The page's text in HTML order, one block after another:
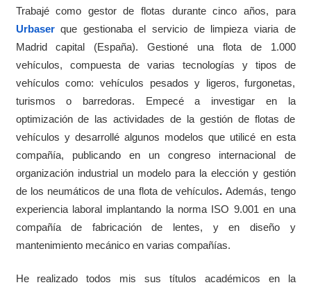
Trabajé como gestor de flotas durante cinco años, para
Urbaserque gestionaba el servicio de limpieza viaria de
Madrid capital (España). Gestioné una flota de 1.000
vehículos, compuesta de varias tecnologías y tipos de
vehículos como: vehículos pesados y ligeros, furgonetas,
turismos o barredoras. Empecé a investigar en la
optimización de las actividades de la gestión de flotas de
vehículos y desarrollé algunos modelos que utilicé en esta
compañía, publicando en un congreso internacional de
organización industrial un modelo para la elección y gestión
de los neumáticos de una flota de vehículos.Además, tengo
experiencia laboral implantando la norma ISO 9.001 en una
compañía de fabricación de lentes, y en diseño y
mantenimiento mecánico en varias compañías.
He realizado todos mis sus títulos académicos en la